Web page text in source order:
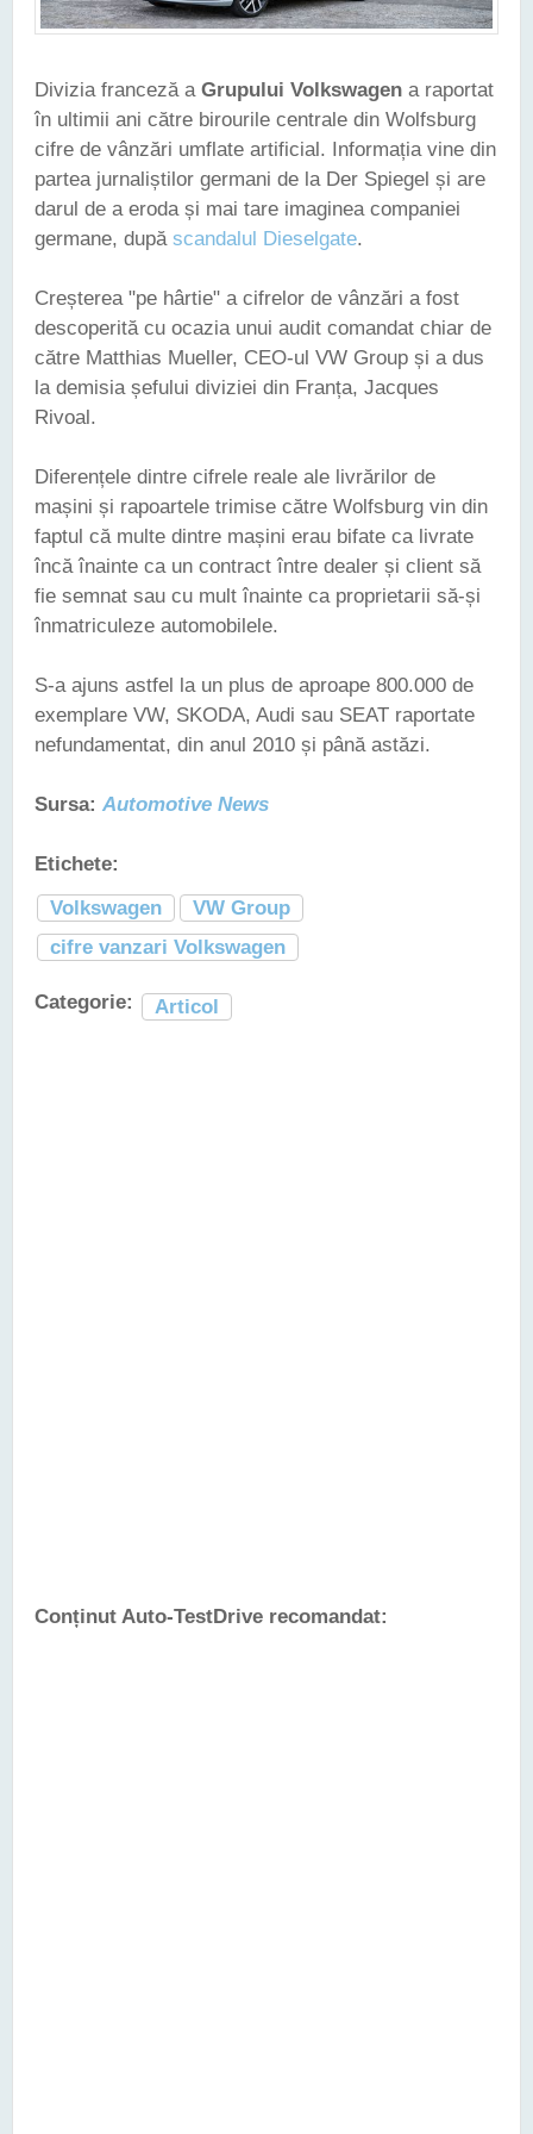
Divizia franceză a Grupului Volkswagen a raportat
în ultimii ani către birourile centrale din Wolfsburg
cifre de vânzări umflate artificial. Informația vine din
partea jurnaliștilor germani de la Der Spiegel și are
darul de a eroda și mai tare imaginea companiei
germane, după scandalul Dieselgate.
Creșterea "pe hârtie" a cifrelor de vânzări a fost
descoperită cu ocazia unui audit comandat chiar de
către Matthias Mueller, CEO-ul VW Group și a dus
la demisia șefului diviziei din Franța, Jacques
Rivoal.
Diferențele dintre cifrele reale ale livrărilor de
mașini și rapoartele trimise către Wolfsburg vin din
faptul că multe dintre mașini erau bifate ca livrate
încă înainte ca un contract între dealer și client să
fie semnat sau cu mult înainte ca proprietarii să-și
înmatriculeze automobilele.
S-a ajuns astfel la un plus de aproape 800.000 de
exemplare VW, SKODA, Audi sau SEAT raportate
nefundamentat, din anul 2010 și până astăzi.
Sursa: Automotive News
Etichete:
Volkswagen
VW Group
cifre vanzari Volkswagen
Categorie: Articol
Conținut Auto-TestDrive recomandat: